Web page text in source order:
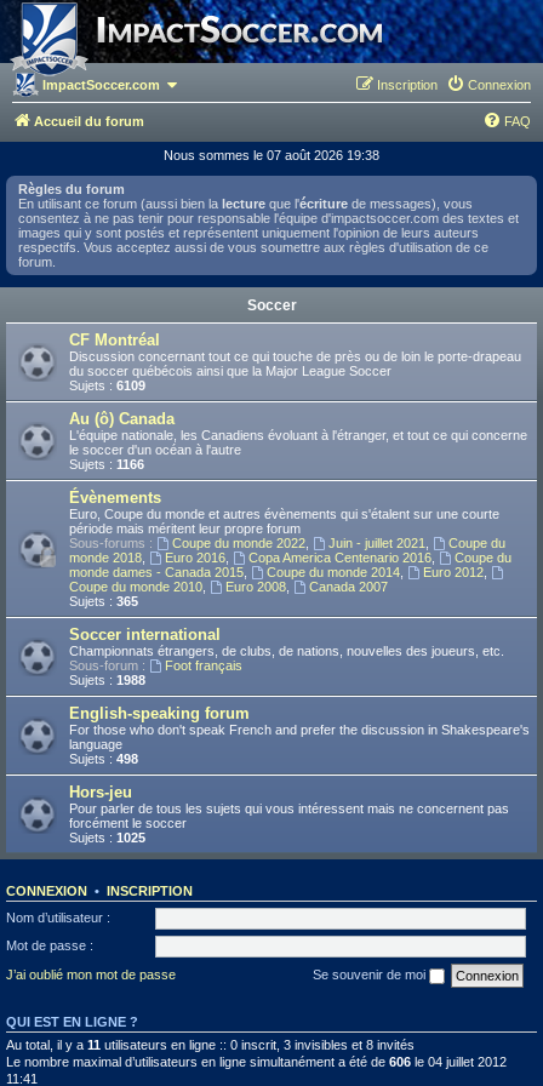
ImpactSoccer.com Connexion
Inscription
Accueil du forum FAQ
Nous sommes le 07 août 2026 19:38
Règles du forum
En utilisant ce forum (aussi bien la lecture que l'écriture de messages), vous
consentez à ne pas tenir pour responsable l'équipe d'impactsoccer.com des textes et
images qui y sont postés et représentent uniquement l'opinion de leurs auteurs
respectifs. Vous acceptez aussi de vous soumettre aux règles d'utilisation de ce
forum.
Soccer
CF Montréal
Discussion concernant tout ce qui touche de près ou de loin le porte-drapeau
du soccer québécois ainsi que la Major League Soccer
Sujets : 6109
Au (ô) Canada
L'équipe nationale, les Canadiens évoluant à l'étranger, et tout ce qui concerne
le soccer d'un océan à l'autre
Sujets : 1166
Évènements
Euro, Coupe du monde et autres évènements qui s'étalent sur une courte
période mais méritent leur propre forum
Sous-forums :
Coupe du monde 2022, Juin - juillet 2021
Coupe du
monde 2018
Euro 2016, Copa America Centenario 2016,
Coupe du
monde dames - Canada 2015
Coupe du monde 2014, Euro 2012,
Coupe du monde 2010
Euro 2008,
Canada 2007
Sujets : 365
Soccer international
Championnats étrangers, de clubs, de nations, nouvelles des joueurs, etc.
Sous-forum :
Foot français
Sujets : 1988
English-speaking forum
For those who don't speak French and prefer the discussion in Shakespeare's
language
Sujets : 498
Hors-jeu
Pour parler de tous les sujets qui vous intéressent mais ne concernent pas
forcément le soccer
Sujets : 1025
CONNEXION • INSCRIPTION
Nom d’utilisateur :
Mot de passe :
J’ai oublié mon mot de passe
Se souvenir de moi
QUI EST EN LIGNE ?
Au total, il y a 11 utilisateurs en ligne :: 0 inscrit, 3 invisibles et 8 invités
Le nombre maximal d’utilisateurs en ligne simultanément a été de 606 le 04 juillet 2012
11:41